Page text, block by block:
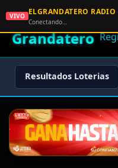
🌟 El
Grandatero
Resultados Loterias
VIVO ELGRANDATERO RADIO
Conectando…